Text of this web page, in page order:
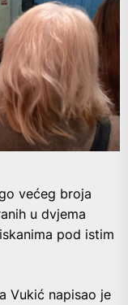
većeg broja
u dvjema
pod istim
Vukić napisao je